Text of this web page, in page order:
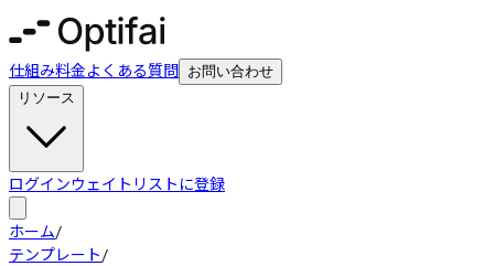
仕組み料金よくある質問 お問い合わせ
リソース
ログインウェイトリストに登録
ホーム/
テンプレート/